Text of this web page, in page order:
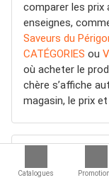
Catalogues
comparer les prix
enseignes,
Saveurs du
CATÉGORIES ou
où acheter le
chère s’affiche
magasin, le prix
Quelles sont les